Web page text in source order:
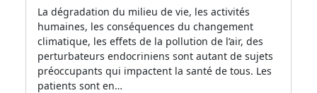
La dégradation du milieu de vie, les activités
humaines, les conséquences du changement
climatique, les effets de la pollution de l’air, des
perturbateurs endocriniens sont autant de sujets
préoccupants qui impactent la santé de tous. Les
patients sont en…